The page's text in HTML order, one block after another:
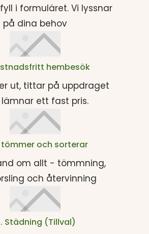
i formuläret. Vi lyssnar
på dina behov
hembesök
ut, tittar på uppdraget
ett fast pris.
tömmer och sorterar
om allt - tömmning,
och återvinning
Städning (Tillval)